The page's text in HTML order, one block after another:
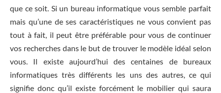
que ce soit. Si un bureau informatique vous semble parfait
mais qu’une de ses caractéristiques ne vous convient pas
tout à fait, il peut être préférable pour vous de continuer
vos recherches dans le but de trouver le modèle idéal selon
vous. Il existe aujourd’hui des centaines de bureaux
informatiques très différents les uns des autres, ce qui
signifie donc qu’il existe forcément le mobilier qui saura